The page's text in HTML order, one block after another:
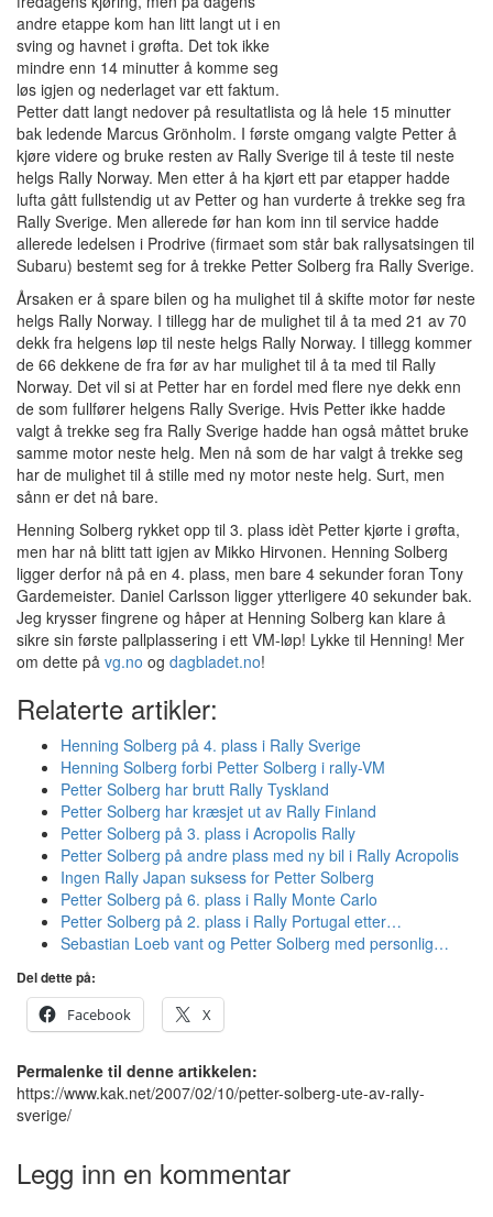
andre etappe kom han litt langt ut i en
sving og havnet i grøfta. Det tok ikke
mindre enn 14 minutter å komme seg
løs igjen og nederlaget var ett faktum.
Petter datt langt nedover på resultatlista og lå hele 15 minutter
bak ledende Marcus Grönholm. I første omgang valgte Petter å
kjøre videre og bruke resten av Rally Sverige til å teste til neste
helgs Rally Norway. Men etter å ha kjørt ett par etapper hadde
lufta gått fullstendig ut av Petter og han vurderte å trekke seg fra
Rally Sverige. Men allerede før han kom inn til service hadde
allerede ledelsen i Prodrive (firmaet som står bak rallysatsingen til
Subaru) bestemt seg for å trekke Petter Solberg fra Rally Sverige.
Årsaken er å spare bilen og ha mulighet til å skifte motor før neste
helgs Rally Norway. I tillegg har de mulighet til å ta med 21 av 70
dekk fra helgens løp til neste helgs Rally Norway. I tillegg kommer
de 66 dekkene de fra før av har mulighet til å ta med til Rally
Norway. Det vil si at Petter har en fordel med flere nye dekk enn
de som fullfører helgens Rally Sverige. Hvis Petter ikke hadde
valgt å trekke seg fra Rally Sverige hadde han også måttet bruke
samme motor neste helg. Men nå som de har valgt å trekke seg
har de mulighet til å stille med ny motor neste helg. Surt, men
sånn er det nå bare.
Henning Solberg rykket opp til 3. plass idèt Petter kjørte i grøfta,
men har nå blitt tatt igjen av Mikko Hirvonen. Henning Solberg
ligger derfor nå på en 4. plass, men bare 4 sekunder foran Tony
Gardemeister. Daniel Carlsson ligger ytterligere 40 sekunder bak.
Jeg krysser fingrene og håper at Henning Solberg kan klare å
sikre sin første pallplassering i ett VM-løp! Lykke til Henning! Mer
om dette på vg.no og dagbladet.no!
Relaterte artikler:
Henning Solberg på 4. plass i Rally Sverige
Henning Solberg forbi Petter Solberg i rally-VM
Petter Solberg har brutt Rally Tyskland
Petter Solberg har kræsjet ut av Rally Finland
Petter Solberg på 3. plass i Acropolis Rally
Petter Solberg på andre plass med ny bil i Rally Acropolis
Ingen Rally Japan suksess for Petter Solberg
Petter Solberg på 6. plass i Rally Monte Carlo
Petter Solberg på 2. plass i Rally Portugal etter…
Sebastian Loeb vant og Petter Solberg med personlig…
Del dette på:
Facebook
X
Permalenke til denne artikkelen:
https://www.kak.net/2007/02/10/petter-solberg-ute-av-rally-
sverige/
Legg inn en kommentar